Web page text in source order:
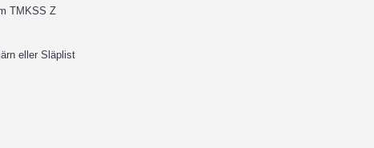
TMKSS Z
eller Släplist